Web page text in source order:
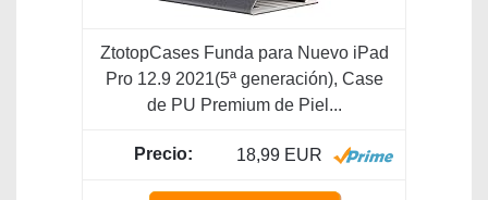
ZtotopCases Funda para Nuevo iPad
Pro 12.9 2021(5ª generación), Case
de PU Premium de Piel...
18,99 EUR